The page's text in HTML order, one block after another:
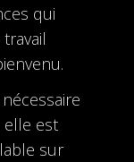
qui
elle est
sur